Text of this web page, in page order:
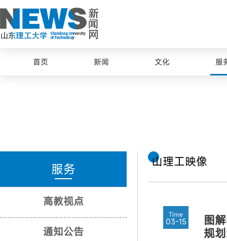
首页 新闻 文化 服
服务
高教视点
通知公告
山理工映像
Time
03-15
图
规